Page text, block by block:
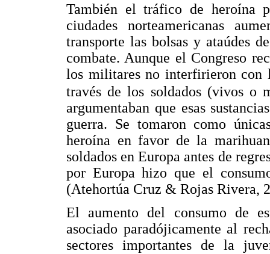
También el tráfico de heroína
ciudades norteamericanas
transporte las bolsas y ataúdes
combate. Aunque el Congreso
los militares no interfirieron con
través de los soldados (vivos o
argumentaban que esas
guerra. Se tomaron como
heroína en favor de la
soldados en Europa antes de
por Europa hizo que el
(Atehortúa Cruz & Rojas Rivera,
El aumento del consumo de
asociado paradójicamente al
sectores importantes de la